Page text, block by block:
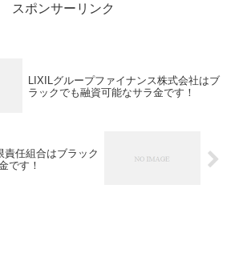
スポンサーリンク
LIXILグループファイナンス株式会社はブ
ラックでも融資可能なサラ金です！
責任組合はブラック
です！